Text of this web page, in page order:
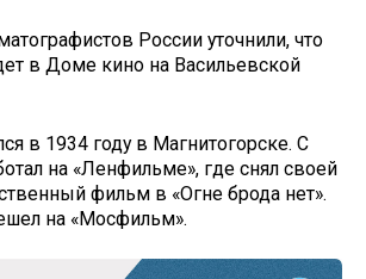
России уточнили, что
в Доме кино на Васильевской
в 1934 году в Магнитогорске. С
на «Ленфильме», где снял своей
фильм в «Огне брода нет».
на «Мосфильм».